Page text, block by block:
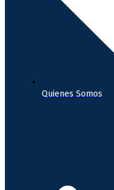
Quienes Somos